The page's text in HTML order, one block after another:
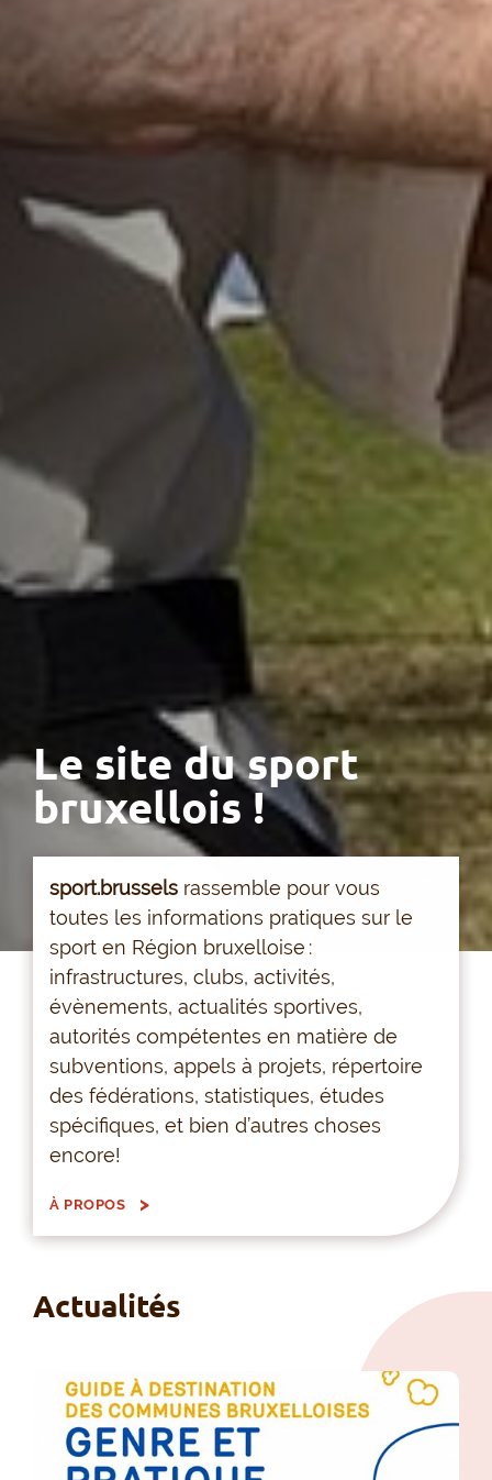
Le site du sport
bruxellois !
sport.brussels rassemble pour vous
toutes les informations pratiques sur le
sport en Région bruxelloise :
infrastructures, clubs, activités,
évènements, actualités sportives,
autorités compétentes en matière de
subventions, appels à projets, répertoire
des fédérations, statistiques, études
spécifiques, et bien d’autres choses
encore!
À PROPOS
Actualités